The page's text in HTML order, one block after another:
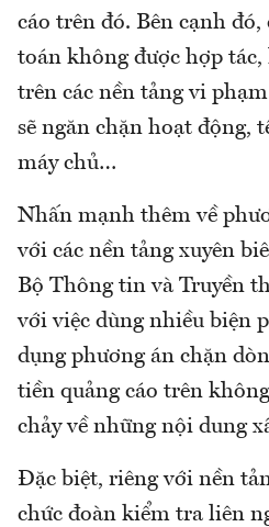
cáo trên đó. Bên cạnh
toán không được hợp
trên các nền tảng vi
sẽ ngăn chặn hoạt động,
máy chủ…
Nhấn mạnh thêm về
với các nền tảng xuyên
Bộ Thông tin và Truyền
với việc dùng nhiều biện
dụng phương án chặn
tiền quảng cáo trên
chảy về những nội dung
Đặc biệt, riêng với nền
chức đoàn kiểm tra liên